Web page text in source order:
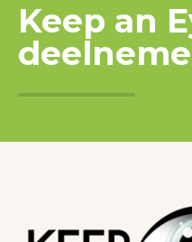
Keep an